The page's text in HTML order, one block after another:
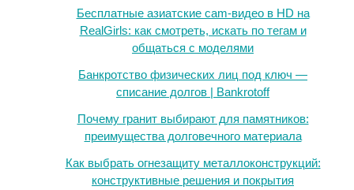
Бесплатные азиатские cam-видео в HD на
RealGirls: как смотреть, искать по тегам и
общаться с моделями
Банкротство физических лиц под ключ —
списание долгов | Bankrotoff
Почему гранит выбирают для памятников:
преимущества долговечного материала
Как выбрать огнезащиту металлоконструкций:
конструктивные решения и покрытия